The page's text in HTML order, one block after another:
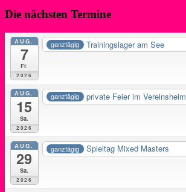
Die nächsten Termine
AUG.
7
Fr.
2026
ganztägig Trainingslager am See
AUG.
15
Sa.
2026
ganztägig private Feier im Vereinsheim
AUG.
29
Sa.
2026
ganztägig Spieltag Mixed Masters